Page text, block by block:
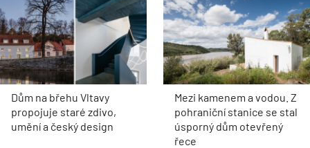
Dům na břehu Vltavy
propojuje staré zdivo,
umění a český design
Mezi kamenem a vodou. Z
pohraniční stanice se stal
úsporný dům otevřený
řece